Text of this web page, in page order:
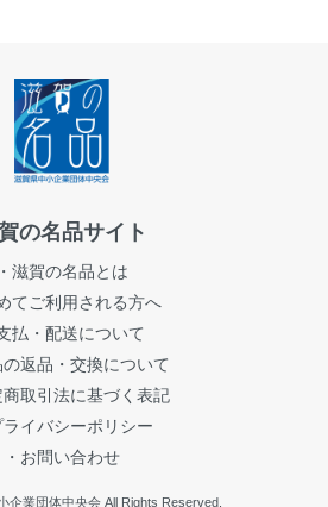
の名品サイト
・滋賀の名品とは
てご利用される方へ
払・配送について
の返品・交換について
商取引法に基づく表記
ライバシーポリシー
・お問い合わせ
企業団体中央会 All Rights Reserved.